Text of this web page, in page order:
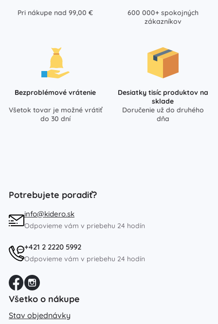
Pri nákupe nad 99,00 €
600 000+ spokojných
zákazníkov
Bezproblémové vrátenie
Všetok tovar je možné vrátiť
do 30 dní
Desiatky tisíc produktov na
sklade
Doručenie už do druhého
dňa
Potrebujete poradiť?
info@kidero.sk
Odpovieme vám v priebehu 24 hodín
+421 2 2220 5992
Odpovieme vám v priebehu 24 hodín
Všetko o nákupe
Stav objednávky